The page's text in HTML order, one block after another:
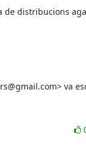
distribucions
va